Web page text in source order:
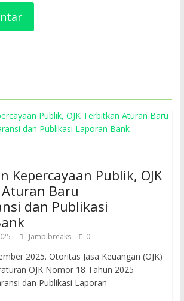
Kepercayaan Publik, OJK
Baru
dan Publikasi
Jambibreaks 0
2025. Otoritas Jasa Keuangan (OJK)
OJK Nomor 18 Tahun 2025
dan Publikasi Laporan